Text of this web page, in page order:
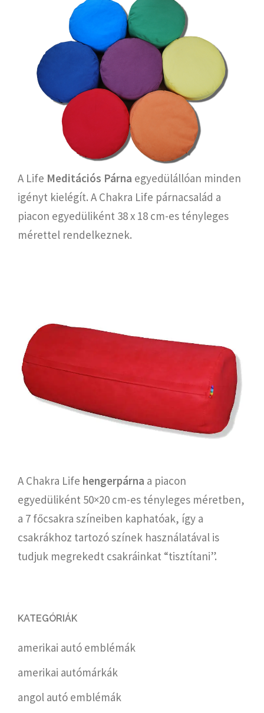
A Life Meditációs Párna egyedülállóan minden
igényt kielégít. A Chakra Life párnacsalád a
piacon egyedüliként 38 x 18 cm-es tényleges
mérettel rendelkeznek.
A Chakra Life hengerpárna a piacon
egyedüliként 50×20 cm-es tényleges méretben,
a 7 főcsakra színeiben kaphatóak, így a
csakrákhoz tartozó színek használatával is
tudjuk megrekedt csakráinkat “tisztítani”.
KATEGÓRIÁK
amerikai autó emblémák
amerikai autómárkák
angol autó emblémák